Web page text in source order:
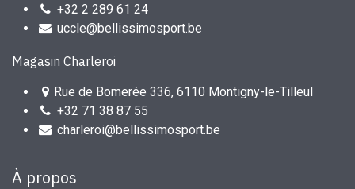
+32 2 289 61 24
uccle@bellissimosport.be
Magasin Charleroi
Rue de Bomerée 336, 6110 Montigny-le-Tilleul
+32 71 38 87 55
charleroi@bellissimosport.be
À propos